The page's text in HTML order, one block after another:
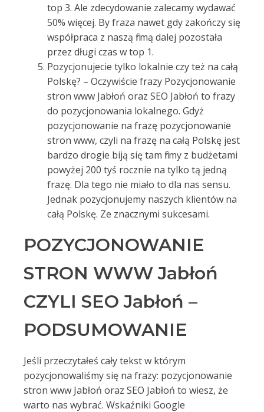
top 3. Ale zdecydowanie zalecamy wydawać
50% więcej. By fraza nawet gdy zakończy się
współpraca z naszą firmą dalej pozostała
przez długi czas w top 1.
Pozycjonujecie tylko lokalnie czy też na całą
Polskę? – Oczywiście frazy Pozycjonowanie
stron www Jabłoń oraz SEO Jabłoń to frazy
do pozycjonowania lokalnego. Gdyż
pozycjonowanie na frazę pozycjonowanie
stron www, czyli na frazę na całą Polskę jest
bardzo drogie biją się tam firmy z budżetami
powyżej 200 tyś rocznie na tylko tą jedną
frazę. Dla tego nie miało to dla nas sensu.
Jednak pozycjonujemy naszych klientów na
całą Polskę. Ze znacznymi sukcesami.
POZYCJONOWANIE
STRON WWW Jabłoń
CZYLI SEO Jabłoń –
PODSUMOWANIE
Jeśli przeczytałeś cały tekst w którym
pozycjonowaliśmy się na frazy: pozycjonowanie
stron www Jabłoń oraz SEO Jabłoń to wiesz, że
warto nas wybrać. Wskaźniki Google